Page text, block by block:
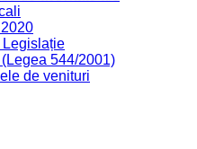
Legislație
544/2001)
de venituri